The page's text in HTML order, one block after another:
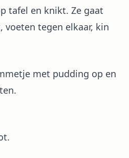
tafel en knikt. Ze gaat
voeten tegen elkaar, kin
met pudding op en